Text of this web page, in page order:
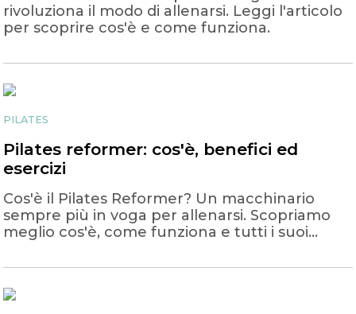
rivoluziona il modo di allenarsi. Leggi l'articolo
per scoprire cos'è e come funziona.
PILATES
Pilates reformer: cos'è, benefici ed
esercizi
Cos'è il Pilates Reformer? Un macchinario
sempre più in voga per allenarsi. Scopriamo
meglio cos'è, come funziona e tutti i suoi